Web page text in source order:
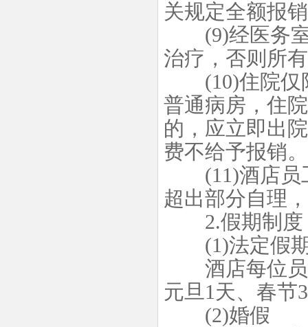
关规定全额报
(9)经医务室
治疗，否则所
(10)住院仅限
普通病房，住
的，应立即出
费不给予报销。
(11)酒店员工
超出部分自理
2.假期制度
(1)法定假
酒店每位员
元旦1天、春节
(2)婚假